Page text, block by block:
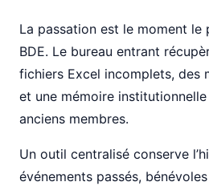
La passation est le moment le
BDE. Le bureau entrant
fichiers Excel incomplets, des
et une mémoire
anciens membres.
Un outil centralisé conserve
événements passés,